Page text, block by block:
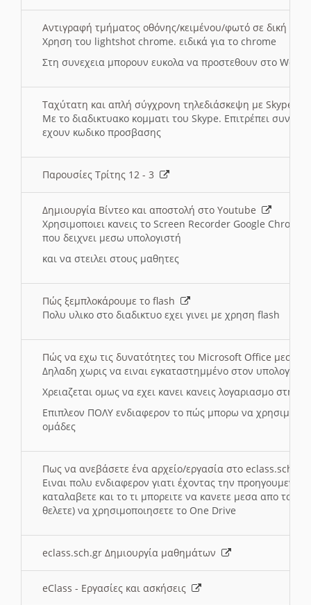
Αντιγραφή τμήματος οθόνης/κειμένου/φωτό σε δική
Χρηση του lightshot chrome. ειδικά για το chrome
Στη συνεχεια μπορουν ευκολα να προστεθουν στο Word
Ταχύτατη και απλή σύγχρονη τηλεδιάσκεψη με Skype
Με το διαδικτυακο κομματι του Skype. Επιτρέπει
εχουν κωδικο προσβασης
Παρουσίες Τρίτης 12 - 3
Δημιουργία Βίντεο και αποστολή στο Youtube
Χρησιμοποιει κανεις το Screen Recorder Google Chrome
που δειχνει μεσω υπολογιστή
και να στειλει στους μαθητες
Πώς ξεμπλοκάρουμε το flash
Πολυ υλικο στο διαδικτυο εχει γινει με χρηση flash
Πώς να εχω τις δυνατότητες του Microsoft Office μεσω
Δηλαδη χωρις να ειναι εγκαταστημμένο στον
Χρειαζεται ομως να εχει κανει κανεις λογαριασμο στη
Επιπλεον ΠΟΛΥ ενδιαφερον το πώς μπορω να
ομάδες
Πως να ανεβάσετε ένα αρχείο/εργασία στο eclass.sch.gr
Ειναι πολυ ενδιαφερον γιατι έχοντας την
καταλαβετε και το τι μπορειτε να κανετε μεσα απο το
θελετε) να χρησιμοποιησετε το One Drive
eclass.sch.gr Δημιουργία μαθημάτων
eClass - Εργασίες και ασκήσεις